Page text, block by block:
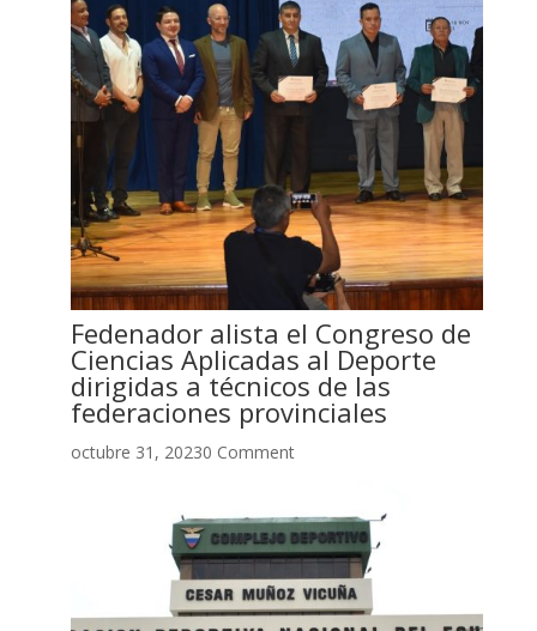
Fedenador alista el Congreso de
Ciencias Aplicadas al Deporte
dirigidas a técnicos de las
federaciones provinciales
octubre 31, 20230 Comment